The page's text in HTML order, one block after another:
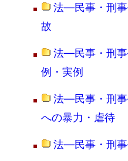
法―民事・刑
故
法―民事・刑
例・実例
法―民事・刑
への暴力・虐待
法―民事・刑